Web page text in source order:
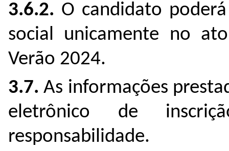
3.6.2. O candidato
social unicamente no
Verão 2024.
3.7. As informações
eletrônico de
responsabilidade.